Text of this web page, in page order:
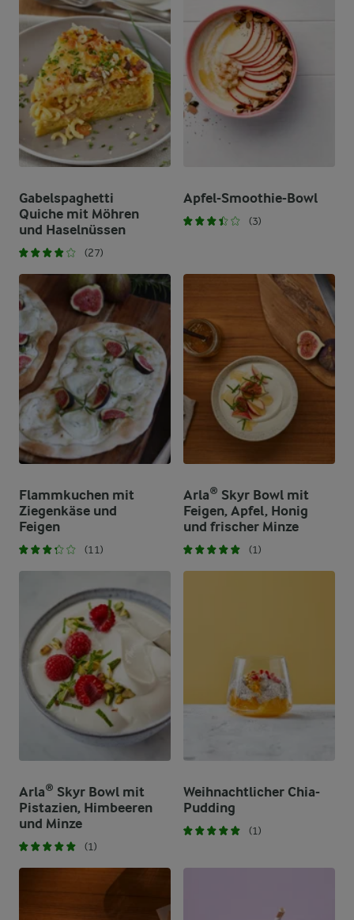
Gabelspaghetti
Quiche mit Möhren
und Haselnüssen
(27)
Apfel-Smoothie-Bowl
(3)
Flammkuchen mit
Ziegenkäse und
Feigen
(11)
Arla® Skyr Bowl mit
Feigen, Apfel, Honig
und frischer Minze
(1)
Arla® Skyr Bowl mit
Pistazien, Himbeeren
und Minze
(1)
Weihnachtlicher Chia-
Pudding
(1)